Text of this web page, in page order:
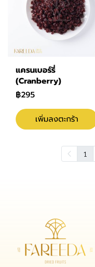
แครนเบอร์รี่
(Cranberry)
฿295
เพิ่มลงตะกร้า
1